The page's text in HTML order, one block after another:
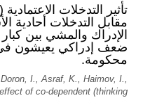
مقابل التدخلات أحادية
الإدراك والمشي بين
ضعف إدراكي يعيشون
محكومة.
I., Asraf, K., Haimov, I.,
of co-dependent (thinking